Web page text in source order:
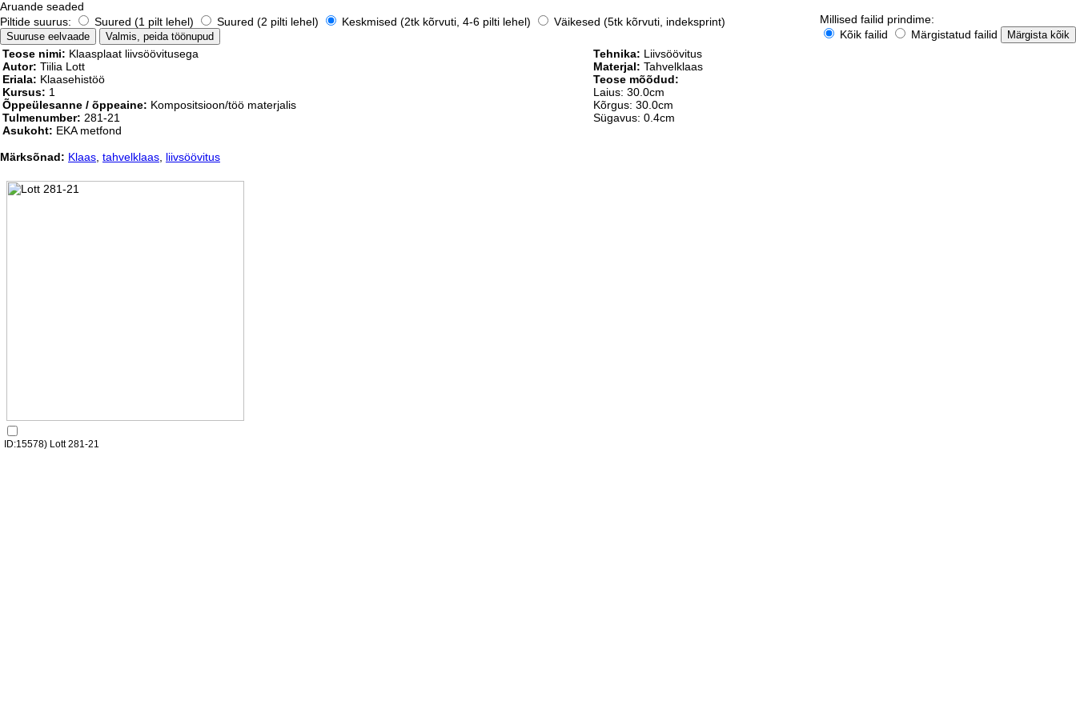
Aruande seaded
Piltide suurus:
Suured (1 pilt lehel) Suured (2 pilti lehel) Keskmised (2tk kõrvuti, 4-6 pilti lehel) Väikesed (5tk kõrvuti, indeksprint)
Millised failid prindime:
Kõik failid
Märgistatud failid
Teose nimi: Klaasplaat liivsöövitusega
Autor: Tiilia Lott
Eriala: Klaasehistöö
Kursus: 1
Õppeülesanne / õppeaine: Kompositsioon/töö materjalis
Tulmenumber: 281-21
Asukoht: EKA metfond
Tehnika: Liivsöövitus
Materjal: Tahvelklaas
Teose mõõdud:
Laius: 30.0cm
Kõrgus: 30.0cm
Sügavus: 0.4cm
Märksõnad: Klaas tahvelklaas liivsöövitus
ID:15578) Lott 281-21